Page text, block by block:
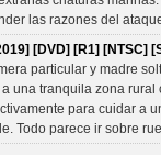
las razones del
[DVD] [R1] [NTSC]
particular y madre
una tranquila zona rural
para cuidar a
Todo parece ir sobre